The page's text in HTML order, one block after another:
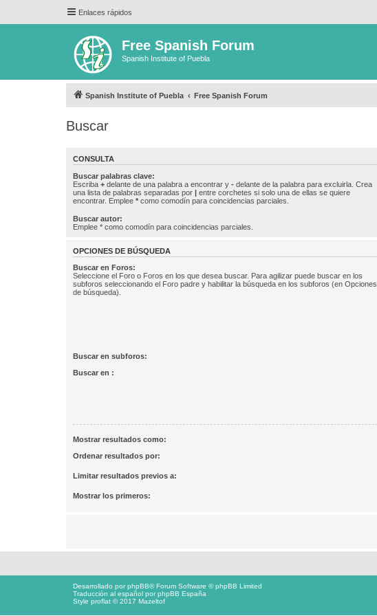
Enlaces rápidos
Free Spanish Forum
Spanish Institute of Puebla
Spanish Institute of Puebla Free Spanish Forum
Buscar
CONSULTA
Buscar palabras clave:
Escriba + delante de una palabra a encontrar y - delante de la palabra para excluirla. Crea
una lista de palabras separadas por | entre corchetes si solo una de ellas se quiere
encontrar. Emplee * como comodín para coincidencias parciales.
Buscar autor:
Emplee * como comodín para coincidencias parciales.
OPCIONES DE BÚSQUEDA
Buscar en Foros:
Seleccione el Foro o Foros en los que desea buscar. Para agilizar puede buscar en los
subforos seleccionando el Foro padre y habilitar la búsqueda en los subforos (en Opciones
de búsqueda).
Buscar en subforos:
Buscar en :
Mostrar resultados como:
Ordenar resultados por:
Limitar resultados previos a:
Mostrar los primeros:
Desarrollado porphpBB® Forum Software © phpBB Limited
Traducción al español porphpBB España
Style proflat © 2017 Mazeltof